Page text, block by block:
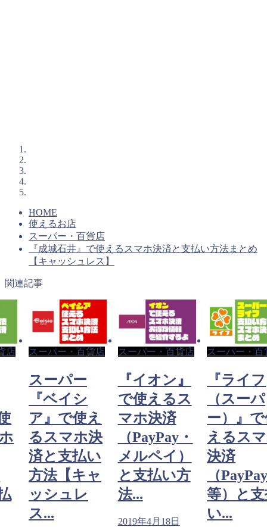
HOME
使えるお店
スーパー・百貨店
『成城石井』で使えるスマホ決済と支払い方法まとめ
【キャッシュレス】
関連記事
店 スーパー・百貨店
スーパー
『ベイシ
ア』で使え
るスマホ決
済と支払い
方法【キャ
ッシュレ
ス...
スーパー・百貨店
『イオン』
で使えるス
マホ決済
（PayPay・
メルペイ）
と支払い方
法...
2019年4月18日
スーパー・百
『ライフ
（スーパ
ー）』
えるス
決済
（
等）と
い...